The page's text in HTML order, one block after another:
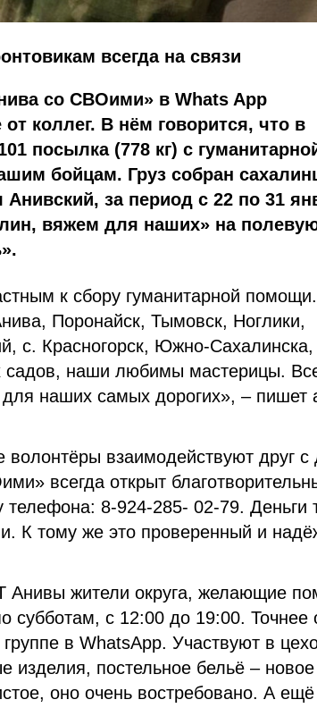
всегда на связи
со СВОими» в Whats App
коллег. В нём говорится, что в
посылка (778 кг) с
бойцам. Груз собран
за период с 22 по 31
вяжем для наших» на
к сбору гуманитарной
Поронайск, Тымовск, Ноглики,
с. Красногорск, Южно-Сахалинска,
садов, наши любимы мастерицы.
наших самых дорогих», – пишет
взаимодействуют друг с
всегда открыт
телефона: 8-924-285- 02-79. Деньги
К тому же это проверенный и
жители округа, желающие
субботам, с 12:00 до 19:00. Точнее
в WhatsApp. Участвуют в
изделия, постельное бельё –
оно очень востребовано. А